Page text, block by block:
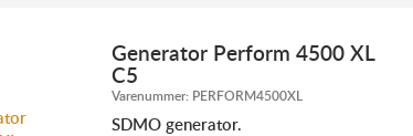
Generator Perform 4500 XL
C5
Varenummer: PERFORM4500XL
SDMO generator.